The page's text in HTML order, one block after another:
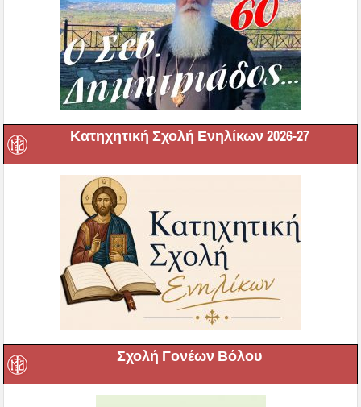
Κατηχητική Σχολή Ενηλίκων 2026-27
Σχολή Γονέων Βόλου